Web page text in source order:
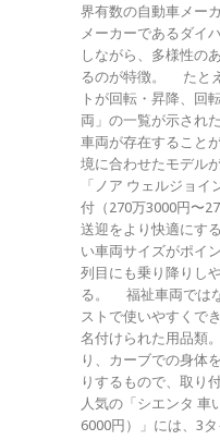
界有数の自動車メー
メーカーであるダイ
しながら、多様性の
るのが特徴。 たと
トが回転・昇降、回
両」の一覧が示され
車両が存在すること
境に合わせたモデル
「ノア ウェルジョイ
付（270万3000円〜
送迎をより快適にす
い車両サイズがポイ
列目にも乗り降りし
る。 福祉車両では
ストで使いやすくで
名付けられた用品類
り、カーブでの身体
りするもので、取
人気の「シエンタ 車
6000円）」には、3